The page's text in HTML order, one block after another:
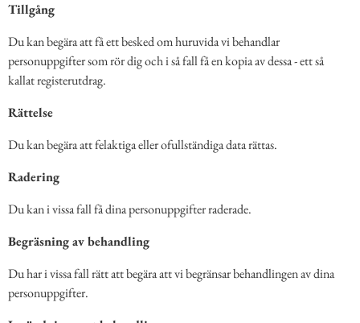
Tillgång
Du kan begära att få ett besked om huruvida vi behandlar
personuppgifter som rör dig och i så fall få en kopia av dessa - ett så
kallat registerutdrag.
Rättelse
Du kan begära att felaktiga eller ofullständiga data rättas.
Radering
Du kan i vissa fall få dina personuppgifter raderade.
Begräsning av behandling
Du har i vissa fall rätt att begära att vi begränsar behandlingen av dina
personuppgifter.